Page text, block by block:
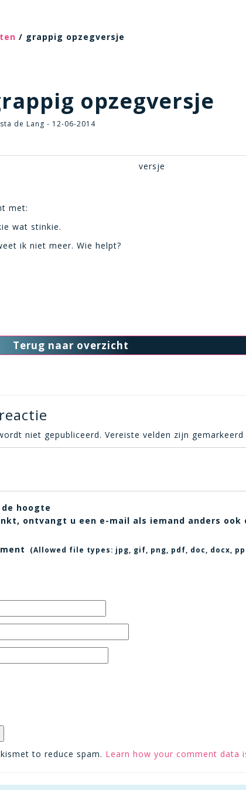
/ grappig opzegversje
opzegversje
de Lang - 12-06-2014
versje
met:
wat stinkie.
ik niet meer. Wie helpt?
Terug naar overzicht
niet gepubliceerd. Vereiste velden zijn
hoogte
ontvangt u een e-mail als iemand anders ook
(Allowed file types: jpg, gif, png, pdf, doc, docx,
to reduce spam. Learn how your comment data